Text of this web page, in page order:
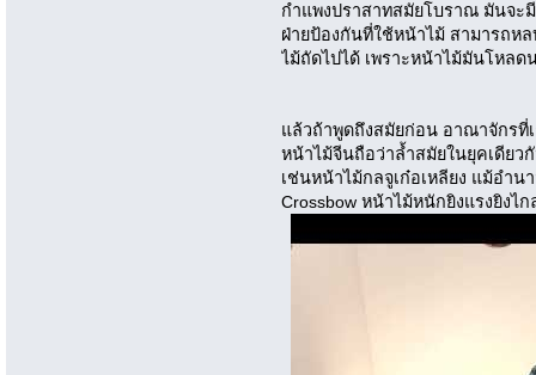
กำแพงปราสาทสมัยโบราณ มันจะ
ฝ่ายป้องกันที่ใช้หน้าไม้ สามารถห
ไม้ถัดไปได้ เพราะหน้าไม้มันโหล
แล้วถ้าพูดถึงสมัยก่อน อาณาจักร
หน้าไม้จีนถือว่าล้ำสมัยในยุคเดียว
เช่นหน้าไม้กลจูเก๋อเหลียง แม้อำน
Crossbow หน้าไม้หนักยิงแรงยิงไ